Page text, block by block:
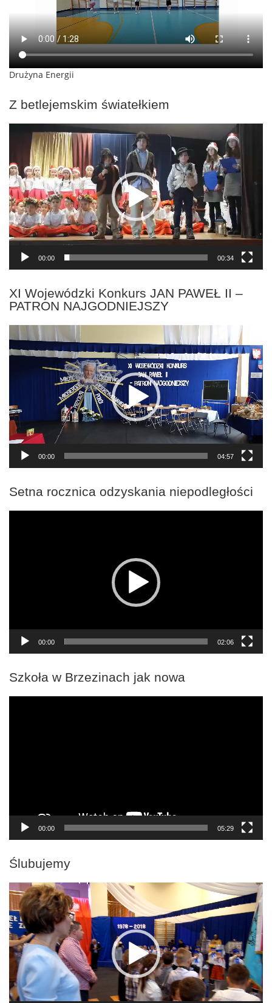
Drużyna Energii
Z betlejemskim światełkiem
Odtwarzacz
00:00 00:34
XI Wojewódzki Konkurs JAN PAWEŁ II –
PATRON NAJGODNIEJSZY
Odtwarzacz
video
00:00 04:57
Setna rocznica odzyskania niepodległości
00:00 02:06
Szkoła w Brzezinach jak nowa
00:00 05:29
Ślubujemy
Odtwarzacz
video